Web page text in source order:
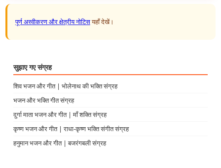
पूर्ण अस्वीकरण और क्षेत्रीय नोटिसयहाँ देखें।
सुझाए गए संग्रह
शिव भजन और गीत | भोलेनाथ की भक्ति संग्रह
भजन और भक्ति गीत संग्रह
दुर्गा माता भजन और गीत | माँ शक्ति संग्रह
कृष्ण भजन और गीत | राधा-कृष्ण भक्ति संगीत संग्रह
हनुमान भजन और गीत | बजरंगबली संग्रह